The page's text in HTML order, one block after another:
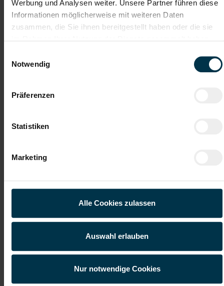
Werbung und Analysen weiter. Unsere Partner führen diese
Informationen möglicherweise mit weiteren Daten
zusammen, die Sie ihnen bereitgestellt haben oder die sie
Notwendig
Präferenzen
Statistiken
Marketing
Alle Cookies zulassen
Auswahl erlauben
Nur notwendige Cookies
Produktionsmitarbeiter:in in
Kalsdorf Vollzeit (m/w/d)
Kalsdorf, Steiermark